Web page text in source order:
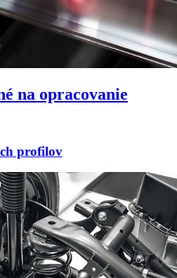
na opracovanie
profilov